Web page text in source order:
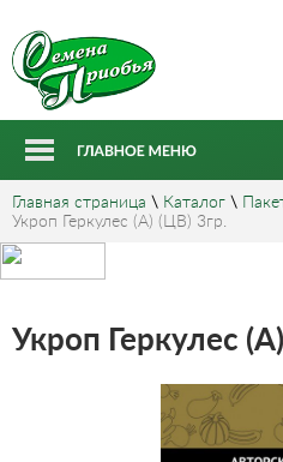
Главная страница \ Каталог \
Укроп Геркулес (А) (ЦВ) 3гр.
Укроп Геркулес